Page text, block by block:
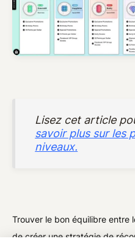
Lisez cet article
savoir plus sur les
niveaux.
Trouver le bon équilibre entre
de créer une stratégie de